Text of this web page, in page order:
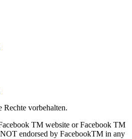
vorbehalten.
TM website or Facebook TM
endorsed by FacebookTM in any